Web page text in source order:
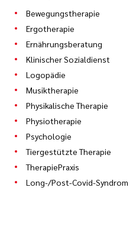
Bewegungstherapie
Ergotherapie
Ernährungsberatung
Klinischer Sozialdienst
Logopädie
Musiktherapie
Physikalische Therapie
Physiotherapie
Psychologie
Tiergestützte Therapie
TherapiePraxis
Long-/Post-Covid-Syndrom